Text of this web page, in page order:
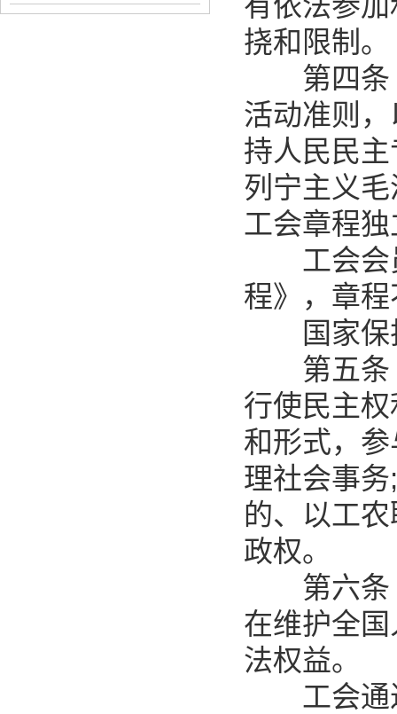
挠和限制。
第四条
活动准则
持人民民
列宁主义
工会章程
工会会员
程》，章
国家保护
第五条
行使民主
和形式，
理社会事
的、以工
政权。
第六条
在维护全
法权益。
工会通过